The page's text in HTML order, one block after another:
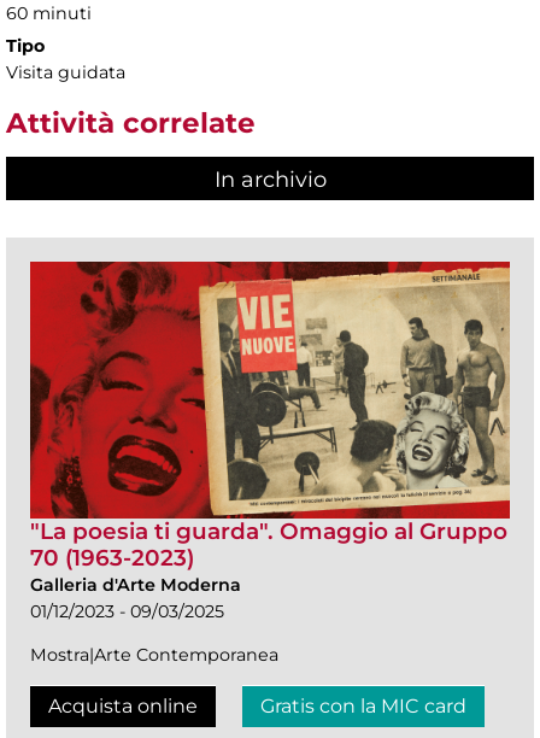
60 minuti
Tipo
Visita guidata
Attività correlate
In archivio
"La poesia ti guarda". Omaggio al Gruppo
70 (1963-2023)
Galleria d'Arte Moderna
01/12/2023 - 09/03/2025
Mostra|Arte Contemporanea
Acquista online Gratis con la MIC card